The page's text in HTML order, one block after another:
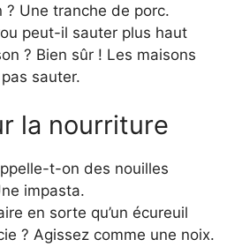
? Une tranche de porc.
peut-il sauter plus haut
? Bien sûr ! Les maisons
sauter.
la nourriture
t-on des nouilles
impasta.
en sorte qu’un écureuil
? Agissez comme une noix.